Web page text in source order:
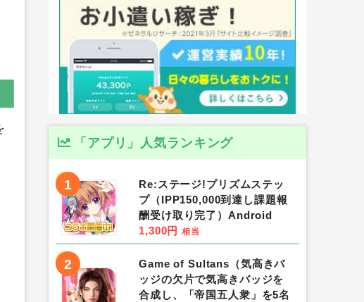
「アプリ」人気ランキング
1
Re:ステージ!プリズムステッ
プ（IPP150,000到達し課題報
酬受け取り完了）Android
1,300円 相当
2
Game of Sultans（気高きバ
ッジの欠片で気高きバッジを
合成し、「帝国五人衆」を5名